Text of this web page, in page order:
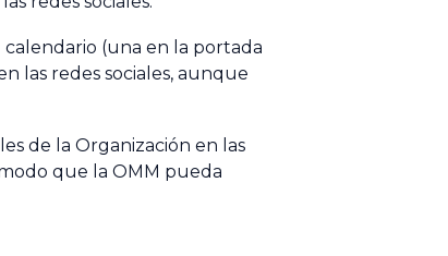
(una en la portada
las redes sociales, aunque
de la Organización en las
que la OMM pueda